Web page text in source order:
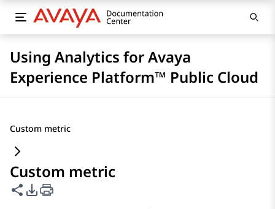
Using Analytics for Avaya
Experience Platform™ Public Cloud
Custom metric
Custom metric
共享此页面
PDF 导出选项